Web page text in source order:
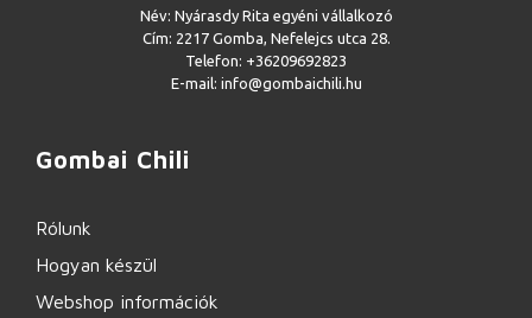
Név: Nyárasdy Rita egyéni vállalkozó
Cím: 2217 Gomba, Nefelejcs utca 28.
Telefon: +36209692823
E-mail: info@gombaichili.hu
Gombai Chili
Rólunk
Hogyan készül
Webshop információk